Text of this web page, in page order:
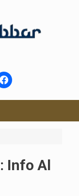
Info Al